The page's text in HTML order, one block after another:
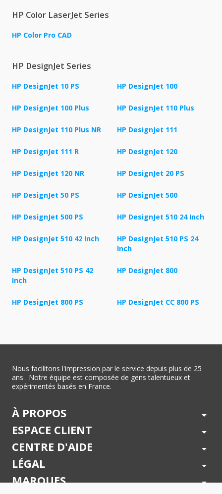
HP Color LaserJet Series
HP Color Pro CAD
HP DesignJet Series
HP DesignJet 10 PS HP DesignJet 100
HP DesignJet 100 Plus HP DesignJet 110 Plus
HP DesignJet 110 Plus NR HP DesignJet 111
HP DesignJet 111 R HP DesignJet 120
HP DesignJet 120 NR HP DesignJet 20 PS
HP DesignJet 50 PS HP DesignJet 500
HP DesignJet 500 PS HP DesignJet 510 24 Inch
HP DesignJet 510 42 Inch
HP DesignJet 510 PS 24
Inch
HP DesignJet 510 PS 42
Inch
HP DesignJet 800
HP DesignJet 800 PS HP DesignJet CC 800 PS
Nous facilitons l'impression par le service depuis plus de 25
ans . Notre équipe est composée de gens talentueux et
expérimentés basés en France.
À PROPOS arrow_drop_down
ESPACE CLIENT arrow_drop_down
CENTRE D'AIDE arrow_drop_down
LÉGAL arrow_drop_down
MARQUES arrow_drop_down